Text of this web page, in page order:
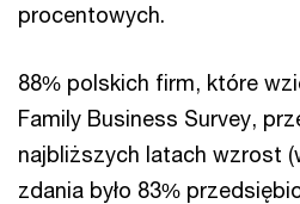
procentowych.
88% polskich firm, które
Family Business Survey,
najbliższych latach wzrost
zdania było 83%